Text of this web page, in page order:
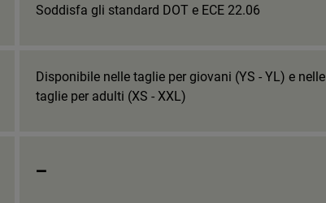
Soddisfa gli standard DOT e ECE 22.06
Disponibile nelle taglie per giovani (YS - YL) e nelle
taglie per adulti (XS - XXL)
_